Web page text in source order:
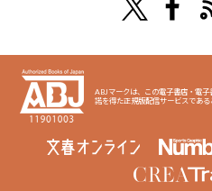
ABJマークは、この電子書店・電
諾を得た正規版配信サービスであ